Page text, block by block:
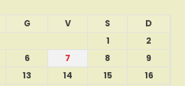
G V S
D
1
2
6 7 8
9
13 14 15
16